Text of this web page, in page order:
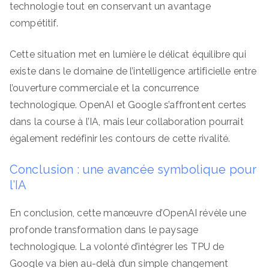
technologie tout en conservant un avantage
compétitif.
Cette situation met en lumière le délicat équilibre qui
existe dans le domaine de l’intelligence artificielle entre
l’ouverture commerciale et la concurrence
technologique. OpenAI et Google s’affrontent certes
dans la course à l’IA, mais leur collaboration pourrait
également redéfinir les contours de cette rivalité.
Conclusion : une avancée symbolique pour
l’IA
En conclusion, cette manœuvre d’OpenAI révèle une
profonde transformation dans le paysage
technologique. La volonté d’intégrer les TPU de
Google va bien au-delà d’un simple changement